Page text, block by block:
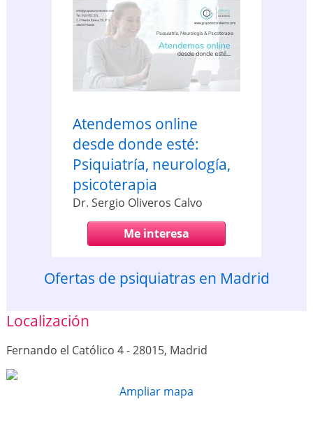
Atendemos online
desde donde esté:
Psiquiatría, neurología,
psicoterapia
Dr. Sergio Oliveros Calvo
Me interesa
Ofertas de psiquiatras en Madrid
Localización
Fernando el Católico 4 - 28015, Madrid
Ampliar mapa